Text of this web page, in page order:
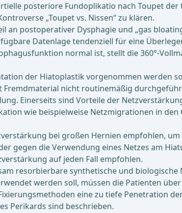
posteriore Fundoplikatio nach Toupet
„Toupet vs. Nissen“ zu klären.
an postoperativer Dysphagie und „gas
Datenlage tendenziell für eine
normal ist, stellt die 360°-
der Hiatoplastik vorgenommen werden
Fremdmaterial nicht routinemäßig
Einerseits sind Vorteile der
wie beispielweise Netzmigrationen in
bei großen Hernien empfohlen,
gegen die Verwendung eines Netzes am
auf jeden Fall empfohlen.
resorbierbare synthetische und
werden soll, müssen die Patienten
eine zu tiefe Penetration
Perikards sind beschrieben.